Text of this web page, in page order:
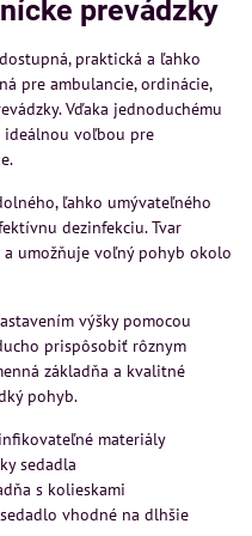
prevádzky
praktická a ľahko
pre ambulancie, ordinácie,
Vďaka jednoduchému
ideálnou voľbou pre
ľahko umývateľného
dezinfekciu. Tvar
umožňuje voľný pohyb okolo
výšky pomocou
prispôsobiť rôznym
základňa a kvalitné
pohyb.
materiály
sedadla
s kolieskami
vhodné na dlhšie